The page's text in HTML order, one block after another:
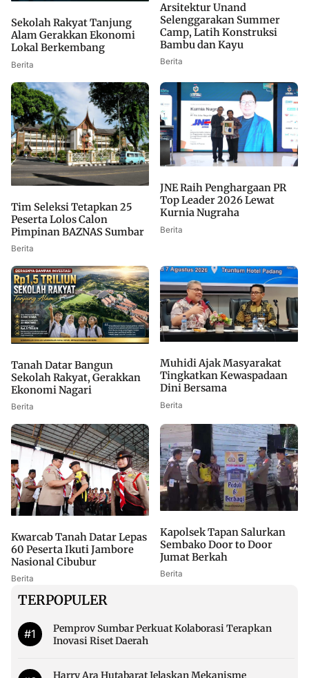
Sekolah Rakyat Tanjung
Alam Gerakkan Ekonomi
Lokal Berkembang
Berita
Arsitektur Unand
Selenggarakan Summer
Camp, Latih Konstruksi
Bambu dan Kayu
Berita
Tim Seleksi Tetapkan 25
Peserta Lolos Calon
Pimpinan BAZNAS Sumbar
Berita
JNE Raih Penghargaan PR
Top Leader 2026 Lewat
Kurnia Nugraha
Berita
Tanah Datar Bangun
Sekolah Rakyat, Gerakkan
Ekonomi Nagari
Berita
Muhidi Ajak Masyarakat
Tingkatkan Kewaspadaan
Dini Bersama
Berita
Kwarcab Tanah Datar Lepas
60 Peserta Ikuti Jambore
Nasional Cibubur
Berita
Kapolsek Tapan Salurkan
Sembako Door to Door
Jumat Berkah
Berita
TERPOPULER
#1
Pemprov Sumbar Perkuat Kolaborasi Terapkan
Inovasi Riset Daerah
Harry Ara Hutabarat Jelaskan Mekanisme